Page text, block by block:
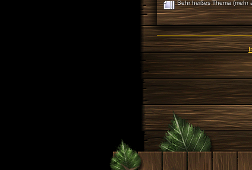
Sehr heißes Thema (mehr